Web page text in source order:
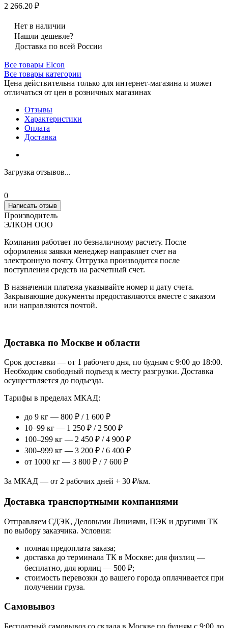
2 266.20 ₽
Нет в наличии
Нашли дешевле?
Доставка по всей России
Все товары Elcon
Все товары категории
Цена действительна только для интернет-магазина и может
отличаться от цен в розничных магазинах
Отзывы
Характеристики
Оплата
Доставка
Загрузка отзывов...
0
Написать отзыв
Производитель
ЭЛКОН ООО
Компания работает по безналичному расчету. После
оформления заявки менеджер направляет счет на
электронную почту. Отгрузка производится после
поступления средств на расчетный счет.
В назначении платежа указывайте номер и дату счета.
Закрывающие документы предоставляются вместе с заказом
или направляются почтой.
Доставка по Москве и области
Срок доставки — от 1 рабочего дня, по будням с 9:00 до 18:00.
Необходим свободный подъезд к месту разгрузки. Доставка
осуществляется до подъезда.
Тарифы в пределах МКАД:
до 9 кг — 800 ₽ / 1 600 ₽
10–99 кг — 1 250 ₽ / 2 500 ₽
100–299 кг — 2 450 ₽ / 4 900 ₽
300–999 кг — 3 200 ₽ / 6 400 ₽
от 1000 кг — 3 800 ₽ / 7 600 ₽
За МКАД — от 2 рабочих дней + 30 ₽/км.
Доставка транспортными компаниями
Отправляем СДЭК, Деловыми Линиями, ПЭК и другими ТК
по выбору заказчика. Условия:
полная предоплата заказа;
доставка до терминала ТК в Москве: для физлиц —
бесплатно, для юрлиц — 500 ₽;
стоимость перевозки до вашего города оплачивается при
получении груза.
Самовывоз